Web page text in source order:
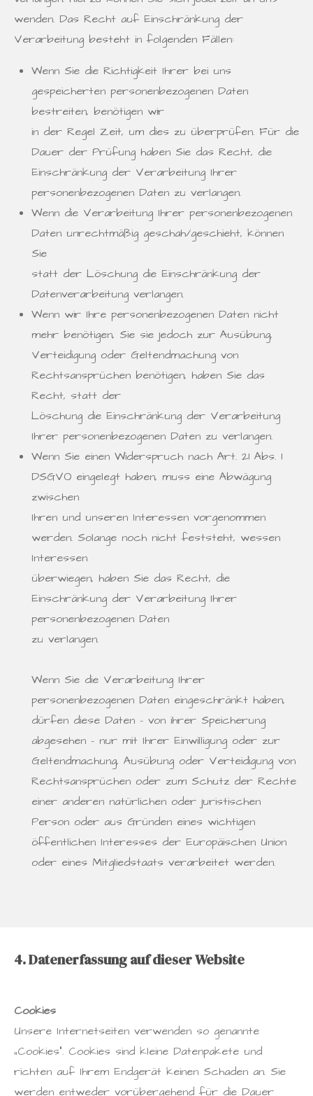
wenden. Das Recht auf Einschränkung der
Verarbeitung besteht in folgenden Fällen:
Wenn Sie die Richtigkeit Ihrer bei uns
gespeicherten personenbezogenen Daten
bestreiten, benötigen wir
in der Regel Zeit, um dies zu überprüfen. Für die
Dauer der Prüfung haben Sie das Recht, die
Einschränkung der Verarbeitung Ihrer
personenbezogenen Daten zu verlangen.
Wenn die Verarbeitung Ihrer personenbezogenen
Daten unrechtmäßig geschah/geschieht, können
Sie
statt der Löschung die Einschränkung der
Datenverarbeitung verlangen.
Wenn wir Ihre personenbezogenen Daten nicht
mehr benötigen, Sie sie jedoch zur Ausübung,
Verteidigung oder Geltendmachung von
Rechtsansprüchen benötigen, haben Sie das
Recht, statt der
Löschung die Einschränkung der Verarbeitung
Ihrer personenbezogenen Daten zu verlangen.
Wenn Sie einen Widerspruch nach Art. 21 Abs. 1
DSGVO eingelegt haben, muss eine Abwägung
zwischen
Ihren und unseren Interessen vorgenommen
werden. Solange noch nicht feststeht, wessen
Interessen
überwiegen, haben Sie das Recht, die
Einschränkung der Verarbeitung Ihrer
personenbezogenen Daten
zu verlangen.
Wenn Sie die Verarbeitung Ihrer
personenbezogenen Daten eingeschränkt haben,
dürfen diese Daten – von ihrer Speicherung
abgesehen – nur mit Ihrer Einwilligung oder zur
Geltendmachung, Ausübung oder Verteidigung von
Rechtsansprüchen oder zum Schutz der Rechte
einer anderen natürlichen oder juristischen
Person oder aus Gründen eines wichtigen
öffentlichen Interesses der Europäischen Union
oder eines Mitgliedstaats verarbeitet werden.
4. Datenerfassung auf dieser Website
Cookies
Unsere Internetseiten verwenden so genannte
„Cookies“. Cookies sind kleine Datenpakete und
richten auf Ihrem Endgerät keinen Schaden an. Sie
werden entweder vorübergehend für die Dauer